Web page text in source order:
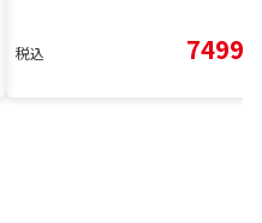
税込 7499